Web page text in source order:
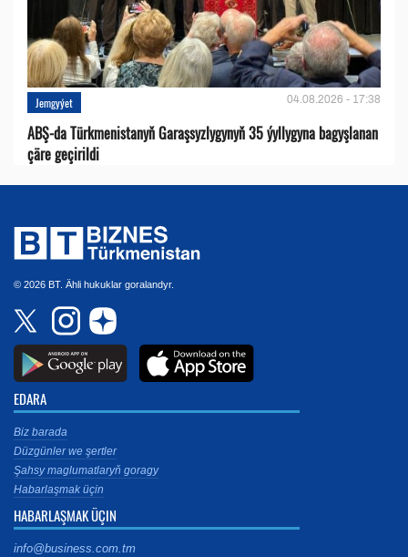
Jemgyýet 04.08.2026 - 17:38
ABŞ-da Türkmenistanyň Garaşsyzlygynyň 35 ýyllygyna bagyşlanan
çäre geçirildi
© 2026 BT. Ähli hukuklar goralandyr.
EDARA
Biz barada
Düzgünler we şertler
Şahsy maglumatlaryň goragy
Habarlaşmak üçin
HABARLAŞMAK ÜÇIN
info@business.com.tm